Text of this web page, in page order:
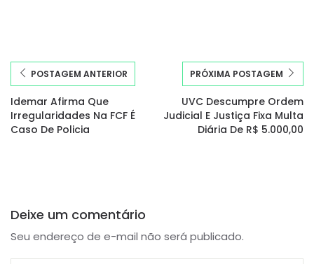
POSTAGEM ANTERIOR
Idemar Afirma Que
Irregularidades Na FCF É
Caso De Policia
PRÓXIMA POSTAGEM
UVC Descumpre Ordem
Judicial E Justiça Fixa Multa
Diária De R$ 5.000,00
Deixe um comentário
Seu endereço de e-mail não será publicado.